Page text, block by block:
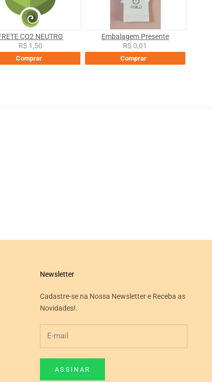
CO2 NEUTRO
R$ 1,50
Comprar
Embalagem Presente
R$ 0,01
Comprar
Newsletter
Cadastre-se na Nossa Newsletter e Receba as
Novidades!.
ASSINAR